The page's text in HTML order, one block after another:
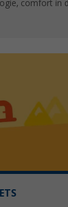
comfort in